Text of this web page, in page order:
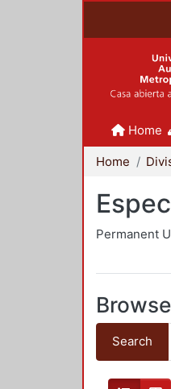
Home
Home
Permanent
Browse
Search